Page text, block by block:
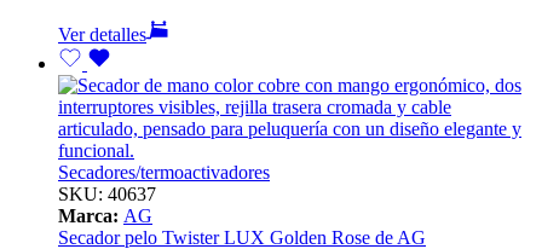
Ver detalles
Secadores/termoactivadores
SKU: 40637
Marca: AG
Secador pelo Twister LUX Golden Rose de AG